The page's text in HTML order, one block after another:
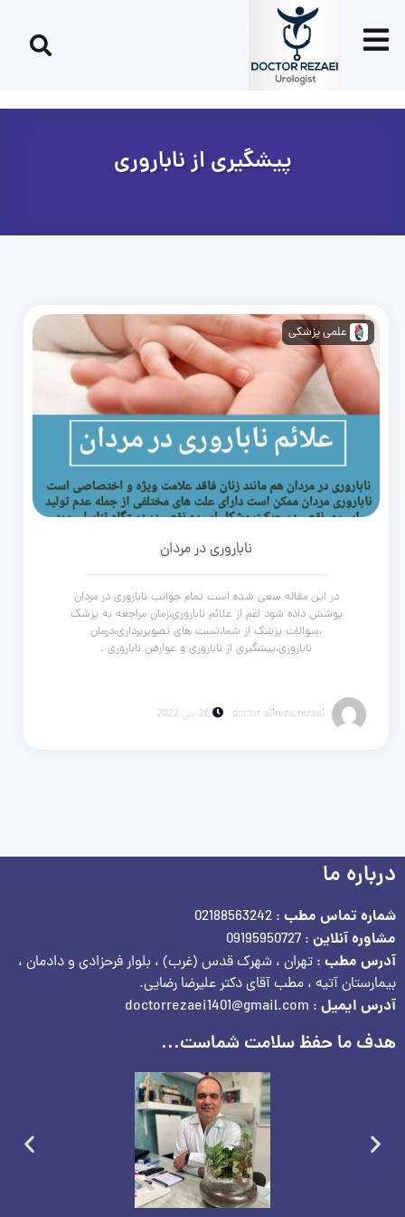
پیشگیری از ناباروری
علمی پزشکی
ناباروری در مردان
در این مقاله سعی شده است تمام جوانب ناباروری در مردان
پوشش داده شود اعم از علائم ناباروری،زمان مراجعه به پزشک
،سوالات پزشک از شما،تست های تصویربرداری،درمان
ناباروری،پیشگیری از ناباروری و عوارض ناباروری .
doctor alireza_rezaei 26 می 2022
درباره ما
شماره تماس مطب : 02188563242
مشاوره آنلاین : 09195950727
آدرس مطب : تهران ، شهرک قدس (غرب) ، بلوار فرحزادی و دادمان ،
بیمارستان آتیه ، مطب آقای دکتر علیرضا رضایی.
آدرس ایمیل : doctorrezaei1401@gmail.com
هدف ما حفظ سلامت شماست...